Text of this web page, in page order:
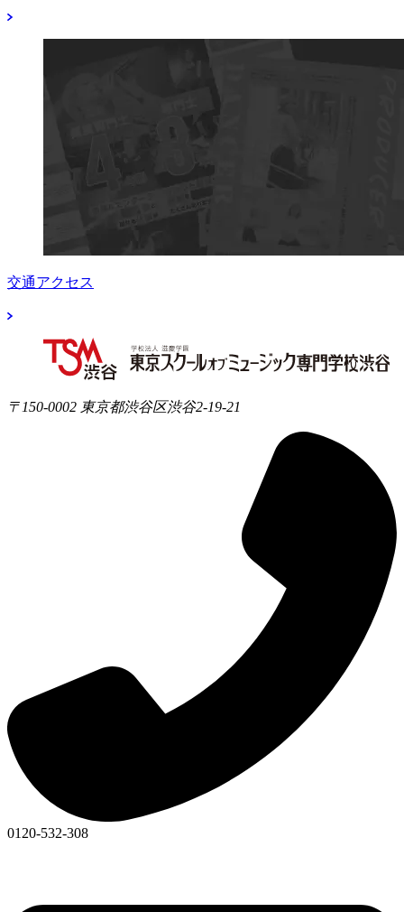
交通アクセス
〒150-0002 東京都渋谷区渋谷2-19-21
0120-532-308